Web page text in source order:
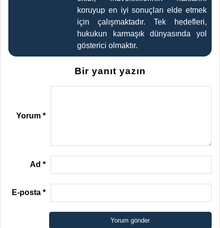
koruyup en iyi sonuçları elde etmek
için çalışmaktadır. Tek hedefleri,
hukukun karmaşık dünyasında yol
gösterici olmaktır.
Bir yanıt yazın
Yorum*
Ad*
E-posta*